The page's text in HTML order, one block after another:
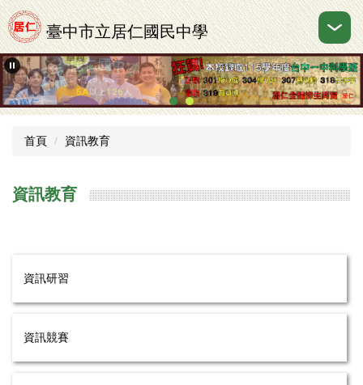
跳
到
主
要
內
容
區
臺中市立居仁國民中學
首頁 資訊教育
資訊教育
資訊研習
資訊競賽